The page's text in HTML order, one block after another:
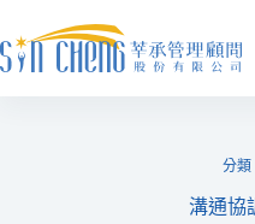
分類
溝通協